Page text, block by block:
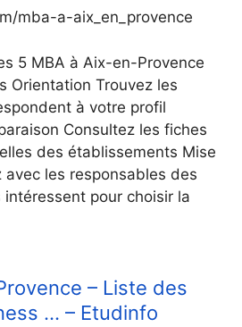
mba-a-aix_en_provence
5 MBA à Aix-en-Provence
Orientation Trouvez les
à votre profil
Consultez les fiches
des établissements Mise
avec les responsables des
pour choisir la
– Liste des
… – Etudinfo